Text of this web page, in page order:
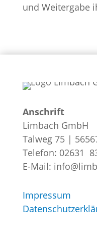
und Weitergabe
Anschrift
Limbach GmbH
Talweg 75 |
Telefon: 02631
E-Mail:
Impressum